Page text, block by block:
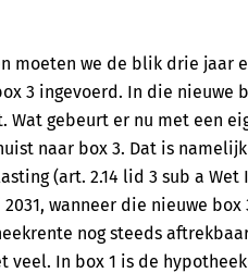
moeten we de blik drie jaar
3 ingevoerd. In die nieuwe
gebeurt er nu met een
naar box 3. Dat is
(art. 2.14 lid 3 sub a Wet
wanneer die nieuwe
nog steeds
veel. In box 1 is de